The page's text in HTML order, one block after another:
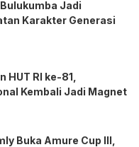
Jadi
Karakter Generasi
HUT RI ke-81,
Kembali Jadi Magnet
Buka Amure Cup III,